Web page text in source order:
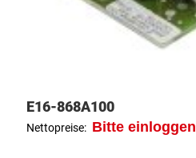
E16-868A100
Nettopreise: Bitte einloggen